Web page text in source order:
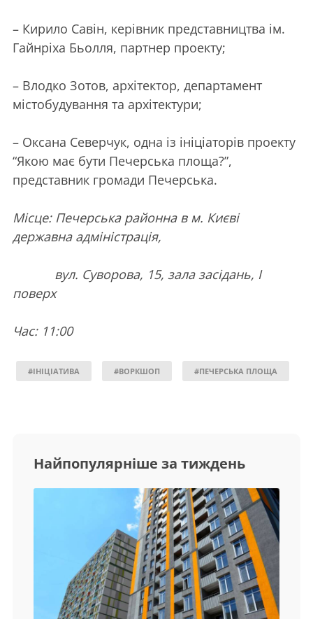
– Кирило Савін, керівник представництва ім.
Гайнріха Бьолля, партнер проекту;
– Влодко Зотов, архітектор, департамент
містобудування та архітектури;
– Оксана Северчук, одна із ініціаторів проекту
“Якою має бути Печерська площа?”,
представник громади Печерська.
Міcце: Печерська районна в м. Києві
державна адміністрація,
вул. Суворова, 15, зала засідань, І
поверх
Час: 11:00
#ІНІЦІАТИВА #ВОРКШОП #ПЕЧЕРСЬКА ПЛОЩА
Найпопулярніше за тиждень